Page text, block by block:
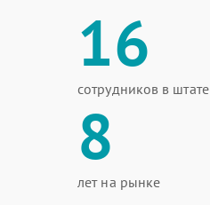
16
сотрудников в штате
8
лет на рынке